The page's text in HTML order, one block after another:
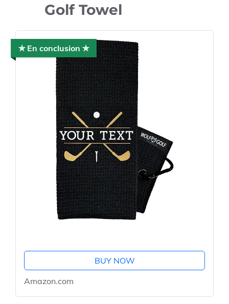
Golf Towel
✯ En conclusion ✯
BUY NOW
Amazon.com